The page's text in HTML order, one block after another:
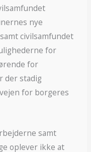
nye
civilsamfundet
for
for
der stadig
for borgeres
samt
oplever ikke at